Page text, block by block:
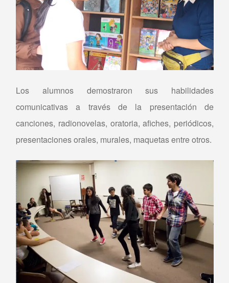
Los alumnos demostraron sus habilidades
comunicativas a través de la presentación de
canciones, radionovelas, oratoria, afiches, periódicos,
presentaciones orales, murales, maquetas entre otros.